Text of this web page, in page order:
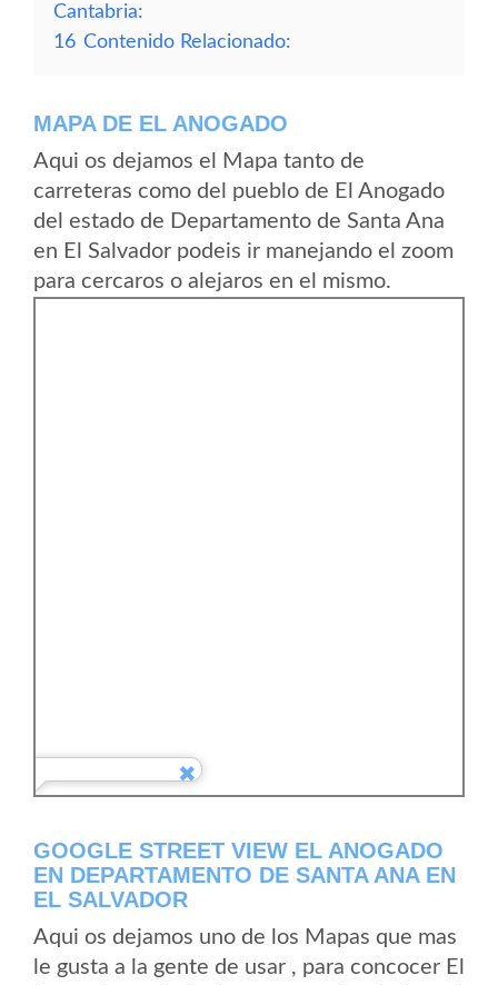
Cantabria:
16 Contenido Relacionado:
MAPA DE EL ANOGADO
Aqui os dejamos el Mapa tanto de
carreteras como del pueblo de El Anogado
del estado de Departamento de Santa Ana
en El Salvador podeis ir manejando el zoom
para cercaros o alejaros en el mismo.
GOOGLE STREET VIEW EL ANOGADO
EN DEPARTAMENTO DE SANTA ANA EN
EL SALVADOR
Aqui os dejamos uno de los Mapas que mas
le gusta a la gente de usar , para concocer El